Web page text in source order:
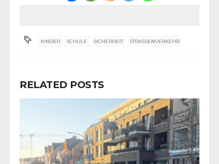
KINDER SCHULE SICHERHEIT STRASSENVERKEHR
RELATED POSTS